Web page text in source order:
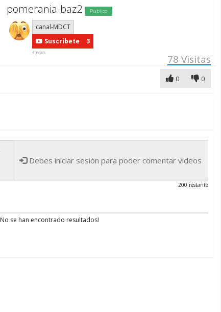
pomerania-baz2 Publico
canal-MDCT
Suscribete
3
4 years 78 Visitas
0
0
Debes iniciar sesión para poder comentar videos
200 restante
No se han encontrado resultados!